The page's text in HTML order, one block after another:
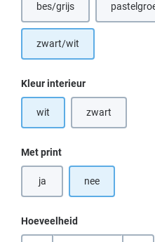
bes/grijs(Deze optie is momenteel
zwart/wit
Selecteer
Kleur interieur
wit zwart(Deze optie is
Selecteer
Met print
ja nee
Hoeveelheid